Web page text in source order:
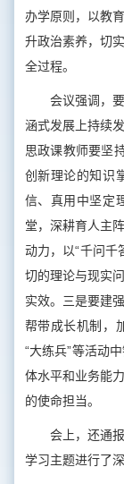
办学原则，以教
升政治素养，切
全过程。
会议强调，
涵式发展上持续
思政课教师要坚
创新理论的知识
信、真用中坚定
堂，深耕育人主
动力，以“千问千
切的理论与现实
实效。三是要建
帮带成长机制，
“大练兵”等活动
体水平和业务能
的使命担当。
会上，还通
学习主题进行了